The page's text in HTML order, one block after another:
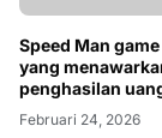
Speed Man
yang menawarkan
penghasilan
Februari 24, 2026